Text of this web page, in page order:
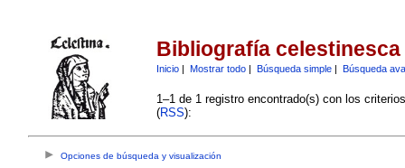
Bibliografía celestinesca
Inicio| Mostrar todo| Búsqueda simple| Búsqueda
1–1 de 1 registro encontrado(s) con los
(RSS):
Opciones de búsqueda y visualización